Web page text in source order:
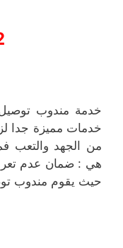
خدمة مندوب
خدمات مميزة جدا
من الجهد والتعب
هي : ضمان عدم
حيث يقوم مندوب